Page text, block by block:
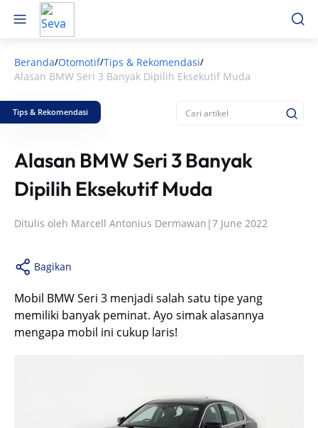
Beranda/Otomotif/Tips & Rekomendasi/
Alasan BMW Seri 3 Banyak Dipilih Eksekutif Muda
Tips & Rekomendasi
Alasan BMW Seri 3 Banyak
Dipilih Eksekutif Muda
Ditulis oleh Marcell Antonius Dermawan |7 June 2022
Bagikan
Mobil BMW Seri 3 menjadi salah satu tipe yang
memiliki banyak peminat. Ayo simak alasannya
mengapa mobil ini cukup laris!